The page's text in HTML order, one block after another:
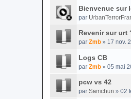
Bienvenue sur
par
Revenir sur urt
par Zmb » 17 nov.
Logs CB
par Zmb » 05 mai
pcw vs 42
par Samchun » 02